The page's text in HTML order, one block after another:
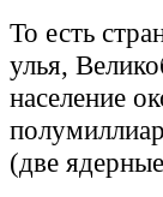
То есть
улья,
население
(две